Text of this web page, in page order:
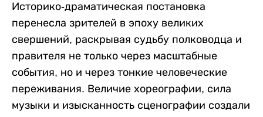
Историко-драматическая постановка
перенесла зрителей в эпоху великих
свершений, раскрывая судьбу полководца и
правителя не только через масштабные
события, но и через тонкие человеческие
переживания. Величие хореографии, сила
музыки и изысканность сценографии создали